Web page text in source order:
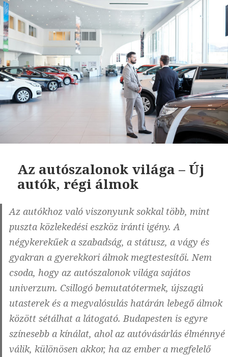
Az autószalonok világa – Új
autók, régi álmok
Az autókhoz való viszonyunk sokkal több, mint
puszta közlekedési eszköz iránti igény. A
négykerekűek a szabadság, a státusz, a vágy és
gyakran a gyerekkori álmok megtestesítői. Nem
csoda, hogy az autószalonok világa sajátos
univerzum. Csillogó bemutatótermek, újszagú
utasterek és a megvalósulás határán lebegő álmok
között sétálhat a látogató. Budapesten is egyre
színesebb a kínálat, ahol az autóvásárlás élménnyé
válik, különösen akkor, ha az ember a megfelelő